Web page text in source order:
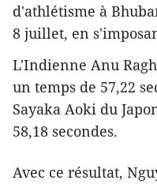
d'athlétisme à
8 juillet, en
L'Indienne Anu
un temps de 57,22
Sayaka Aoki du
58,18 secondes.
Avec ce résultat,